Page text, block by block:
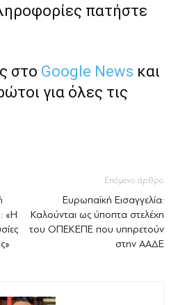
πατήστε
στο Google News και
για όλες τις
«Η
Επόμενο άρθρο
Ευρωπαϊκή Εισαγγελία:
Καλούνται ως ύποπτα στελέχη
του ΟΠΕΚΕΠΕ που υπηρετούν
στην ΑΑΔΕ